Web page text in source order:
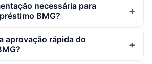
necessária para
BMG?
aprovação rápida do